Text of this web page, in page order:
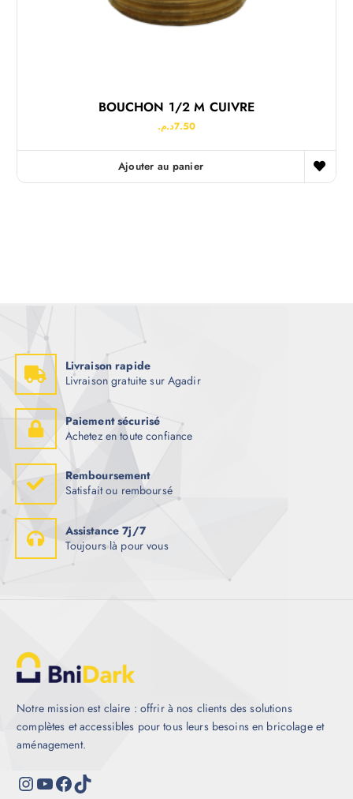
BOUCHON 1/2 M CUIVRE
7.50د.م.
Ajouter au panier
Livraison rapide
Livraison gratuite sur Agadir
Paiement sécurisé
Achetez en toute confiance
Remboursement
Satisfait ou remboursé
Assistance 7j/7
Toujours là pour vous
Notre mission est claire : offrir à nos clients des solutions
complètes et accessibles pour tous leurs besoins en bricolage et
aménagement.